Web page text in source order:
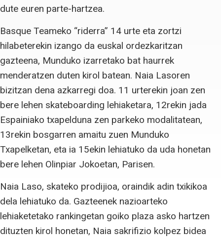
dute euren parte-hartzea.
Basque Teameko “riderra” 14 urte eta zortzi
hilabeterekin izango da euskal ordezkaritzan
gazteena, Munduko izarretako bat haurrek
menderatzen duten kirol batean. Naia Lasoren
bizitzan dena azkarregi doa. 11 urterekin joan zen
bere lehen skateboarding lehiaketara, 12rekin jada
Espainiako txapelduna zen parkeko modalitatean,
13rekin bosgarren amaitu zuen Munduko
Txapelketan, eta ia 15ekin lehiatuko da uda honetan
bere lehen Olinpiar Jokoetan, Parisen.
Naia Laso, skateko prodijioa, oraindik adin txikikoa
dela lehiatuko da. Gazteenek nazioarteko
lehiaketetako rankingetan goiko plaza asko hartzen
dituzten kirol honetan, Naia sakrifizio kolpez bidea